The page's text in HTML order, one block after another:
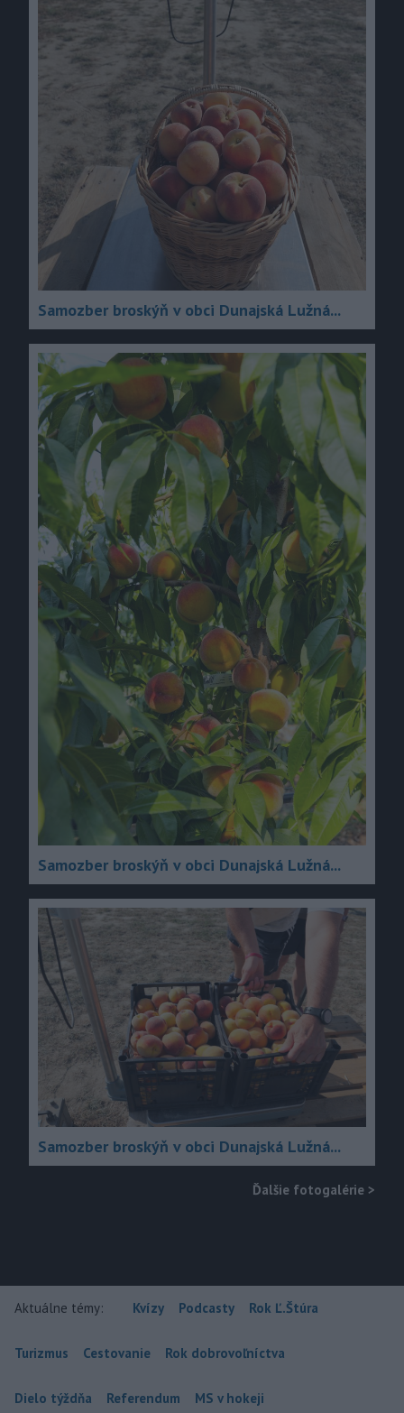
Samozber broskýň v obci Dunajská Lužná...
Samozber broskýň v obci Dunajská Lužná...
Samozber broskýň v obci Dunajská Lužná...
Ďalšie fotogalérie >
Aktuálne témy: Kvízy Podcasty Rok Ľ.Štúra
Turizmus Cestovanie Rok dobrovoľníctva
Dielo týždňa Referendum MS v hokeji